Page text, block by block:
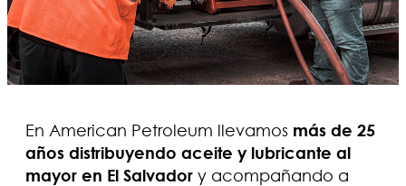
En American Petroleum llevamos más de 25
años distribuyendo aceite y lubricante al
mayor en El Salvador y acompañando a